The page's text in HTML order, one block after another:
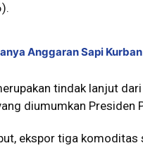
Anggaran Sapi
tindak lanjut
diumumkan
ekspor tiga